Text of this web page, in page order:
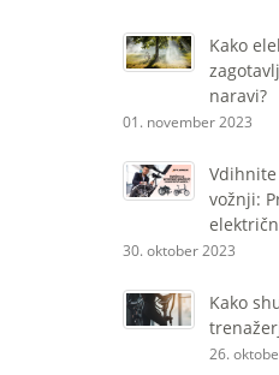
Kako
naravi?
01. november 2023
vožnji:
30. oktober 2023
Kako
26.